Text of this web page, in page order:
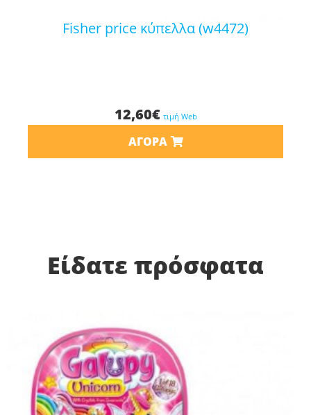
fisher price κύπελλα (w4472)
12,60€ τιμή Web
ΑΓΟΡΆ
Είδατε πρόσφατα